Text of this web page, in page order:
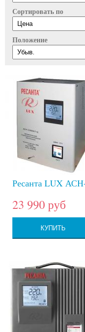
Сортировать по
Положение
Ресанта LUX
23 990 руб
КУПИТЬ